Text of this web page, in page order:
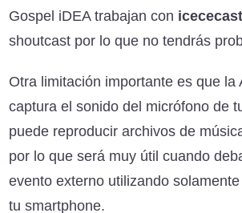
Gospel iDEA trabajan con icececast
shoutcast por lo que no tendrás
Otra limitación importante es que la
captura el sonido del micrófono de
puede reproducir archivos de
por lo que será muy útil cuando
evento externo utilizando
tu smartphone.